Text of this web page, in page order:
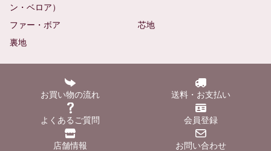
ン・ベロア）
ファー・ボア
芯地
裏地
お買い物の流れ 送料・お支払い
よくあるご質問 会員登録
店舗情報 お問い合わせ